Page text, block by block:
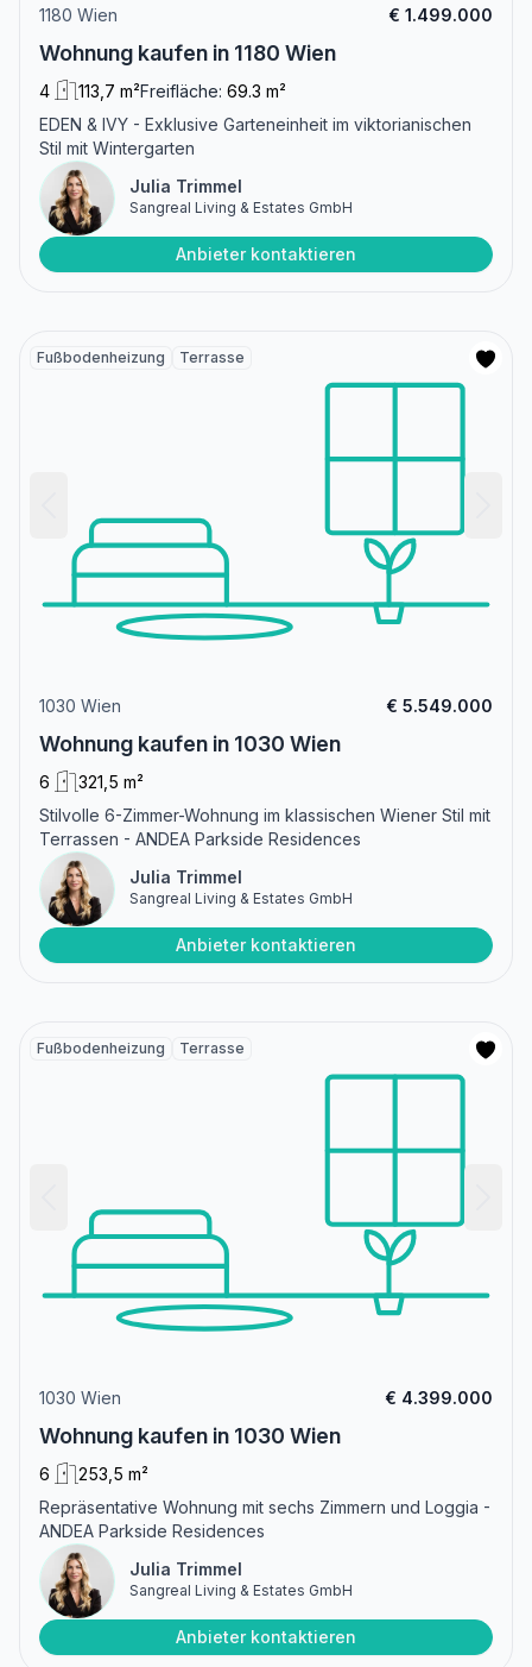
1180 Wien € 1.499.000
Wohnung kaufen in 1180 Wien
4 113,7 m²Freifläche: 69.3 m²
EDEN & IVY - Exklusive Garteneinheit im viktorianischen
Stil mit Wintergarten
Julia Trimmel
Sangreal Living & Estates GmbH
Anbieter kontaktieren
Fußbodenheizung Terrasse
1030 Wien € 5.549.000
Wohnung kaufen in 1030 Wien
6
321,5 m²
Stilvolle 6-Zimmer-Wohnung im klassischen Wiener Stil mit
Terrassen - ANDEA Parkside Residences
Julia Trimmel
Sangreal Living & Estates GmbH
Anbieter kontaktieren
Fußbodenheizung Terrasse
1030 Wien € 4.399.000
Wohnung kaufen in 1030 Wien
6
253,5 m²
Repräsentative Wohnung mit sechs Zimmern und Loggia -
ANDEA Parkside Residences
Julia Trimmel
Sangreal Living & Estates GmbH
Anbieter kontaktieren